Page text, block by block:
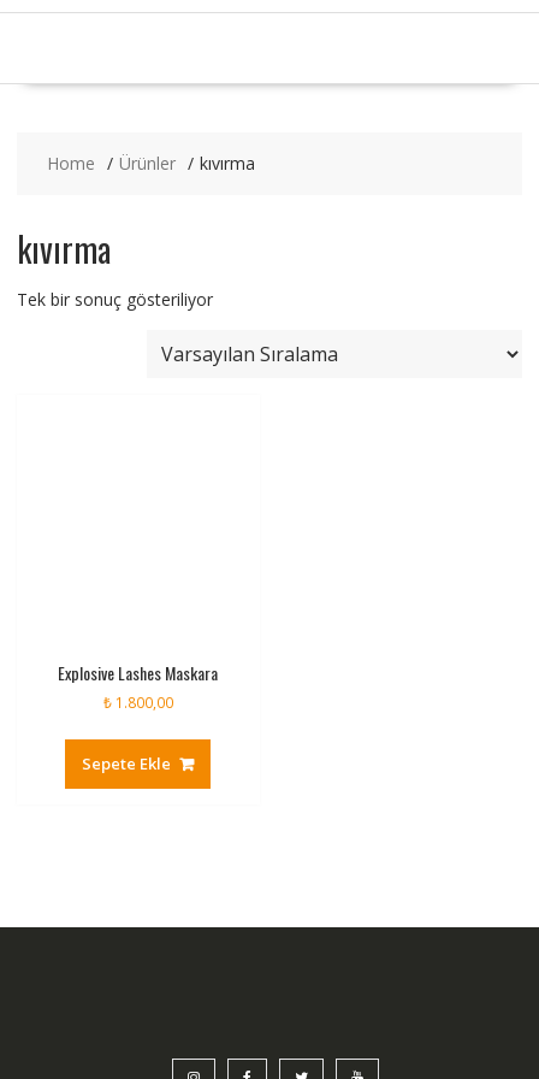
Home Ürünler kıvırma
kıvırma
Tek bir sonuç gösteriliyor
Explosive Lashes Maskara
₺1.800,00
Sepete Ekle